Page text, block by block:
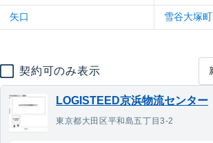
矢口 雪谷大塚町
契約可のみ表示
LOGISTEED京浜物流センター
東京都大田区平和島五丁目3-2